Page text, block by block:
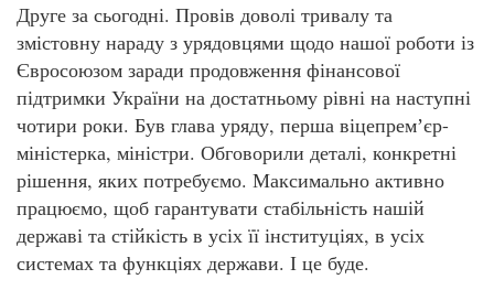
Друге за сьогодні. Провів доволі тривалу та
змістовну нараду з урядовцями щодо нашої роботи із
Євросоюзом заради продовження фінансової
підтримки України на достатньому рівні на наступні
чотири роки. Був глава уряду, перша віцепремʼєр-
міністерка, міністри. Обговорили деталі, конкретні
рішення, яких потребуємо. Максимально активно
працюємо, щоб гарантувати стабільність нашій
державі та стійкість в усіх її інституціях, в усіх
системах та функціях держави. І це буде.